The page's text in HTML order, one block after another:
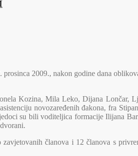
2009., nakon godine dana
Kozina, Mila Leko, Dijana Lončar,
novozaređenih đakona, fra
su bili voditeljica formacije Ilijana
članova i 12 članova s